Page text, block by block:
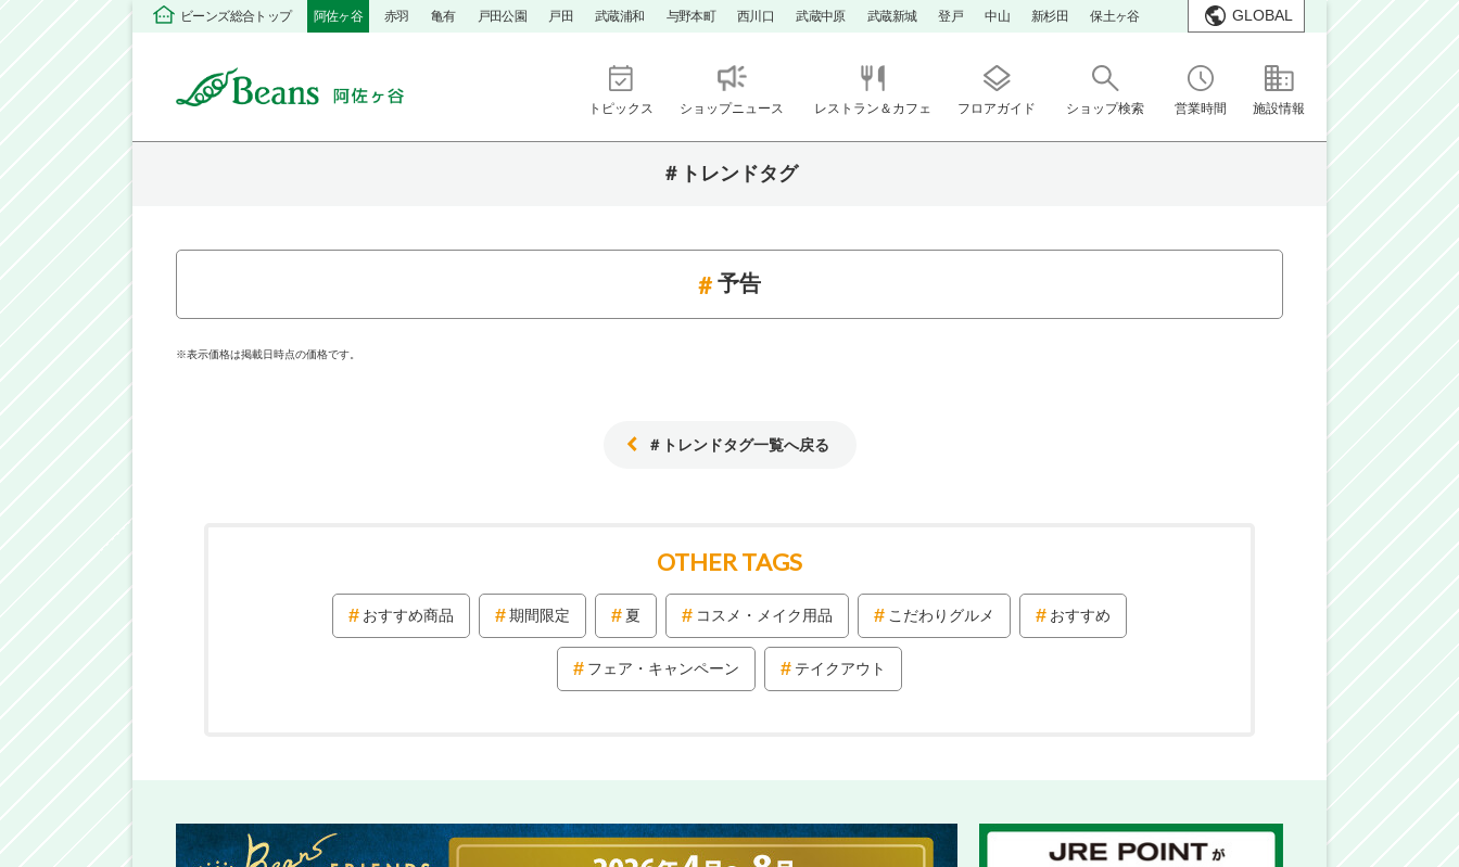
ビーンズ総合トップ 阿佐ヶ谷 赤羽 亀有 戸田公園 戸田 武蔵浦和 与野本町 西川口 武蔵中原 武蔵新城 登戸 中山 新杉田 保土ヶ谷 GLOBAL
トピックス ショップニュース レストラン＆カフェ フロアガイド ショップ検索 営業時間 施設情報
＃トレンドタグ
予告
※表示価格は掲載日時点の価格です。
＃トレンドタグ一覧へ戻る
OTHER TAGS
おすすめ商品 期間限定 夏 コスメ・メイク用品 こだわりグルメ おすすめ
フェア・キャンペーン テイクアウト